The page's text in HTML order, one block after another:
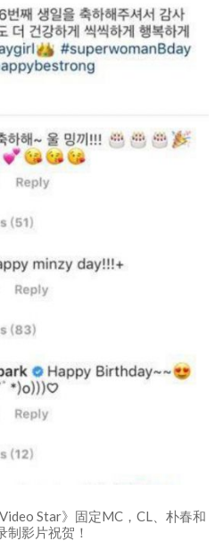
Star》固定MC，CL、朴春和
制影片祝贺！